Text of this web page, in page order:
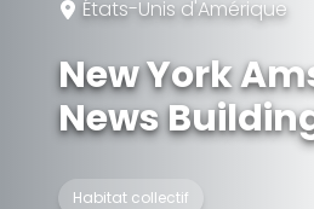
États-Unis d'Amérique
New York
News
Habitat collectif